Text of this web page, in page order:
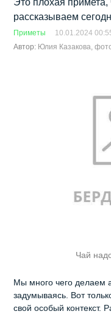
Это плохая
рассказываем
Приметы
10.01.2024
Автор: Юлия Казакова,
Чай
Мы много чего делаем
задумываясь. Вот
свой особый контекст.